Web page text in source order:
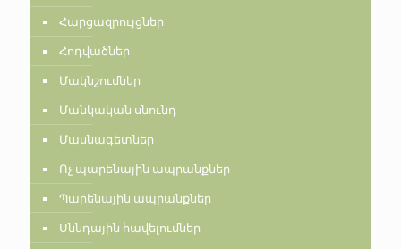
Հարցազրույցներ
Հոդվածներ
Մակնշումներ
Մանկական սնունդ
Մասնագետներ
Ոչ պարենային ապրանքներ
Պարենային ապրանքներ
Սննդային հավելումներ